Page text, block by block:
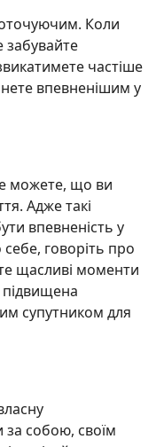
оточуючим. Коли
забувайте
частіше
впевненішим у
можете, що ви
Адже такі
впевненість у
говоріть про
щасливі моменти
підвищена
супутником для
за собою, своїм